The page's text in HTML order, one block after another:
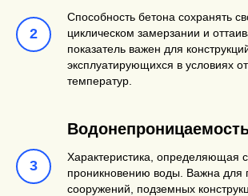
Фибробетон
Бетон,
(стальной,
полимерной,
Способность бетона сохранять
циклическом замерзании и
показатель важен для
эксплуатирующихся в условиях
температур.
Характеристика, определяющая
проникновению воды. Важна для
сооружений, подземных